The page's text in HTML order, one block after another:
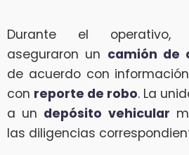
Durante el operativo,
aseguraron un camión de
de acuerdo con
con reporte de robo. La
a un depósito vehicular
las diligencias